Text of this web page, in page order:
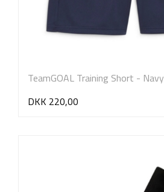
TeamGOAL Training Short - Navy
DKK 220,00